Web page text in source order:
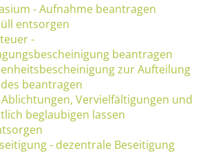
- Aufnahme beantragen
entsorgen
-
beantragen
zur Aufteilung
beantragen
Vervielfältigungen und
beglaubigen lassen
- dezentrale Beseitigung